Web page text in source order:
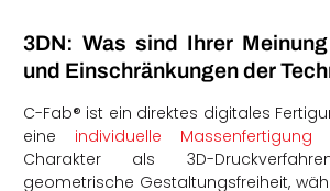
3DN: Was sind Ihrer
und Einschränkungen der
C-Fab® ist ein direktes digitales
eine individuelle Massenfertigung
Charakter als 3D-
geometrische Gestaltungsfreiheit,